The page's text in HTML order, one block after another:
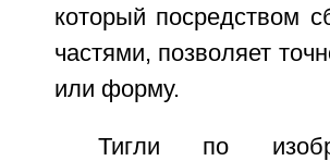
который посредством
частями, позволяет
или форму.
Тигли по